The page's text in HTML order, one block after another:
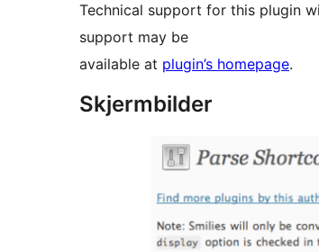
Technical support for this plugin will
support may be
available at plugin’s homepage.
Skjermbilder